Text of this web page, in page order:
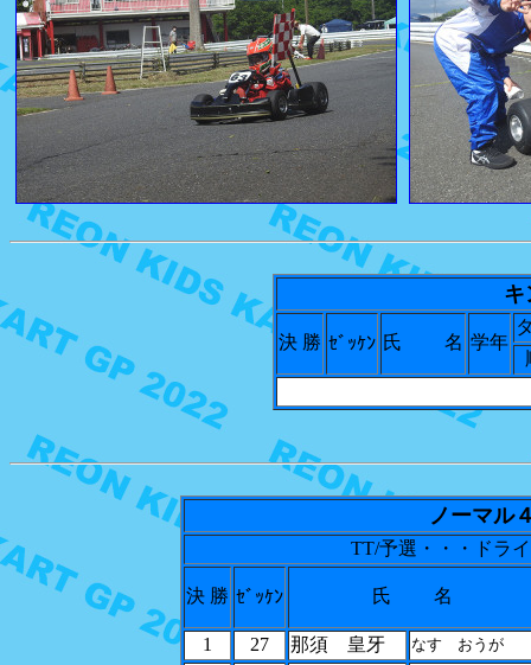
キ
決 勝 ｾﾞｯｹﾝ 氏 名 学年
ノーマ
TT/予選・・・ド
決 勝 ｾﾞｯｹﾝ 氏 名
1 27 那須 皇牙 なす おうが